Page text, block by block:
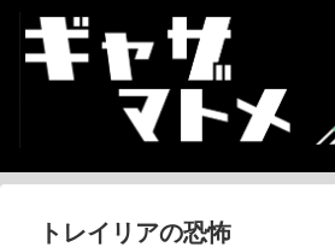
トレイリアの恐怖